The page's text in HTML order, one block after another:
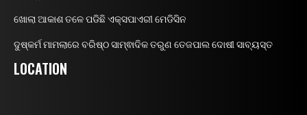
ଖୋଲା ଆକାଶ ତଳେ ପଡିଛି ଏକ୍ସପାଏରୀ ମେଡିସିନ
ଦୁଷ୍କର୍ମ ମାମଲାରେ ବରିଷ୍ଠ ସାମ୍ଵାଦିକ ତରୁଣ ତେଜପାଲ ଦୋଷୀ ସାବ୍ୟସ୍ତ
LOCATION